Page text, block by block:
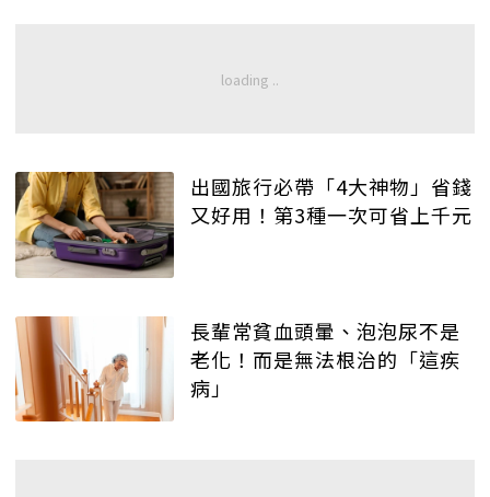
出國旅行必帶「4大神物」省錢
又好用！第3種一次可省上千元
長輩常貧血頭暈、泡泡尿不是
老化！而是無法根治的「這疾
病」